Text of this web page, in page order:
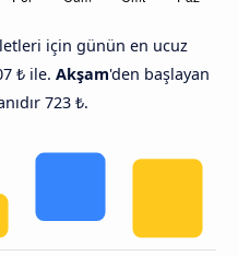
için günün en ucuz
₺ ile. Akşam'den başlayan
723 ₺.